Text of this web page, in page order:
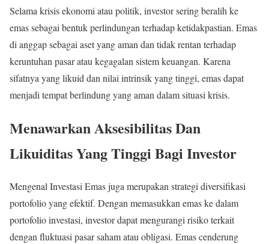
Selama krisis ekonomi atau politik, investor sering beralih ke
emas sebagai bentuk perlindungan terhadap ketidakpastian. Emas
di anggap sebagai aset yang aman dan tidak rentan terhadap
keruntuhan pasar atau kegagalan sistem keuangan. Karena
sifatnya yang likuid dan nilai intrinsik yang tinggi, emas dapat
menjadi tempat berlindung yang aman dalam situasi krisis.
Menawarkan Aksesibilitas Dan
Likuiditas Yang Tinggi Bagi Investor
Mengenal Investasi Emasjuga merupakan strategi diversifikasi
portofolio yang efektif. Dengan memasukkan emas ke dalam
portofolio investasi, investor dapat mengurangi risiko terkait
dengan fluktuasi pasar saham atau obligasi. Emas cenderung